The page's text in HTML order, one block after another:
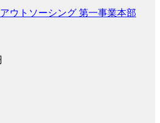
ウトソーシング 第一事業本部